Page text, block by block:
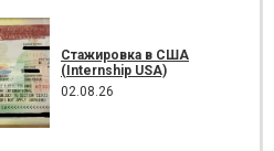
Стажировка в США
(Internship USA)
02.08.26